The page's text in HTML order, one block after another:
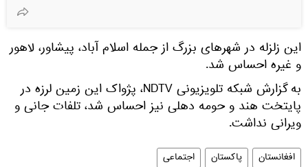
این زلزله در شهرهای بزرگ از جمله اسلام آباد، پیشاور، لاهور
و غیره احساس شد.
به گزارش شبکه تلویزیونی NDTV، پژواک این زمین لرزه در
پایتخت هند و حومه دهلی نیز احساس شد، تلفات جانی و
ویرانی نداشت.
افغانستان پاکستان اجتماعی